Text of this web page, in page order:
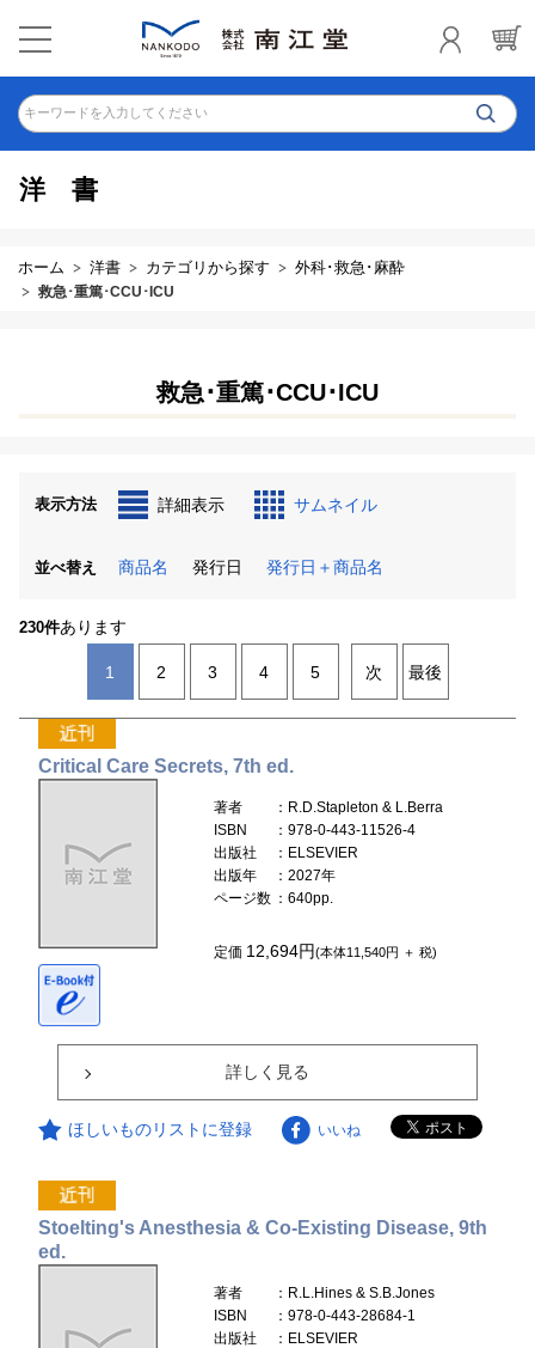
キーワードを入力してください
洋書
ホーム 洋書 カテゴリから探す 外科･救急･麻酔
救急･重篤･CCU･ICU
救急･重篤･CCU･ICU
表示方法 詳細表示 サムネイル
並べ替え 商品名 発行日 発行日＋商品名
230件あります
1 2 3 4 5 次 最後
Critical Care Secrets, 7th ed.
著者
：R.D.Stapleton & L.Berra
ISBN
：978-0-443-11526-4
出版社
：ELSEVIER
出版年
：2027年
ページ数 ：640pp.
定価 12,694円(本体11,540円 ＋ 税)
詳しく見る
ほしいものリストに登録 いいね
Stoelting's Anesthesia & Co-Existing Disease, 9th
ed.
著者
：R.L.Hines & S.B.Jones
ISBN
：978-0-443-28684-1
出版社
：ELSEVIER